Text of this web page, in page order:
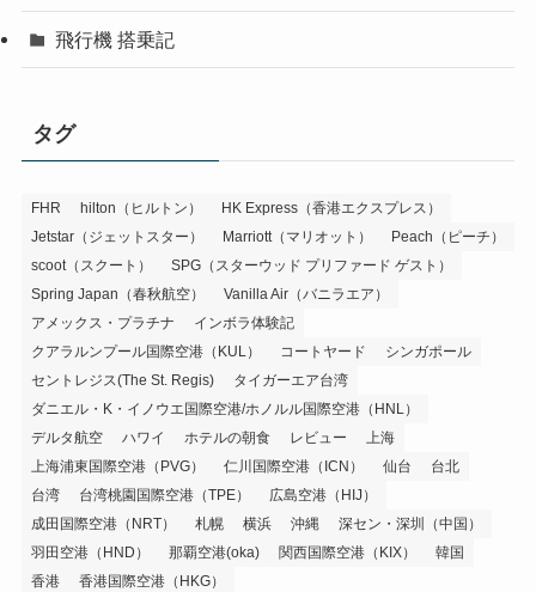
飛行機 搭乗記
タグ
FHR hilton（ヒルトン）
HK Express（香港エクスプレス）
Jetstar（ジェットスター）
Marriott（マリオット）
Peach（ピーチ）
scoot（スクート）
SPG（スターウッド プリファード ゲスト）
Spring Japan（春秋航空）
Vanilla Air（バニラエア）
アメックス・プラチナ
インボラ体験記
クアラルンプール国際空港（KUL）
コートヤード
シンガポール
セントレジス(The St. Regis)
タイガーエア台湾
ダニエル・K・イノウエ国際空港/ホノルル国際空港（HNL）
デルタ航空
ハワイ ホテルの朝食 レビュー
上海
上海浦東国際空港（PVG）
仁川国際空港（ICN） 仙台
台北
台湾
台湾桃園国際空港（TPE）
広島空港（HIJ）
成田国際空港（NRT）
札幌 横浜 沖縄
深セン・深圳（中国）
羽田空港（HND）
那覇空港(oka) 関西国際空港（KIX）
韓国
香港
香港国際空港（HKG）